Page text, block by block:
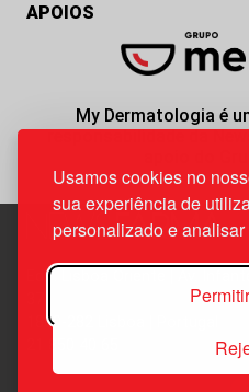
Usamos cookies no
sua experiência de
personalizado e analisar
APOIOS
My Dermatologia é
responsabilidade da
Edif. Lisboa Oriente | Av.
1800-282 Lisboa | Portugal